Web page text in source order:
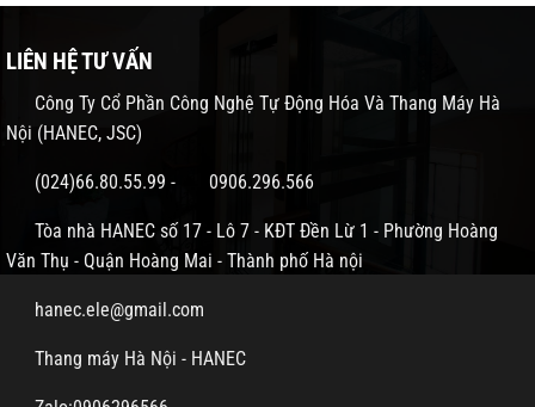
LIÊN HỆ TƯ VẤN
Công Ty Cổ Phần Công Nghệ Tự Động Hóa Và Thang Máy Hà
Nội (HANEC, JSC)
(024)66.80.55.99 - 0906.296.566
Tòa nhà HANEC số 17 - Lô 7 - KĐT Đền Lừ 1 - Phường Hoàng
Văn Thụ - Quận Hoàng Mai - Thành phố Hà nội
hanec.ele@gmail.com
Thang máy Hà Nội - HANEC